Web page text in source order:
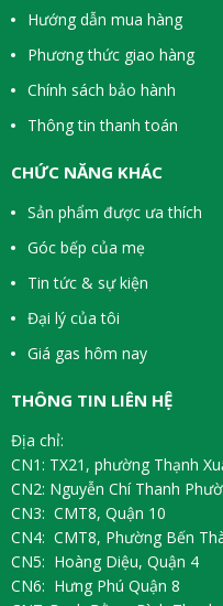
Hướng dẫn mua hàng
Phương thức giao hàng
Chính sách bảo hành
Thông tin thanh toán
CHỨC NĂNG KHÁC
Sản phẩm được ưa thích
Góc bếp của mẹ
Tin tức & sự kiện
Đại lý của tôi
Giá gas hôm nay
THÔNG TIN LIÊN HỆ
Địa chỉ:
CN1: TX21, phường Thạnh
CN2: Nguyễn Chí Thanh
CN3: CMT8, Quận 10
CN4: CMT8, Phường Bến
CN5: Hoàng Diệu, Quận 4
CN6: Hưng Phú Quận 8